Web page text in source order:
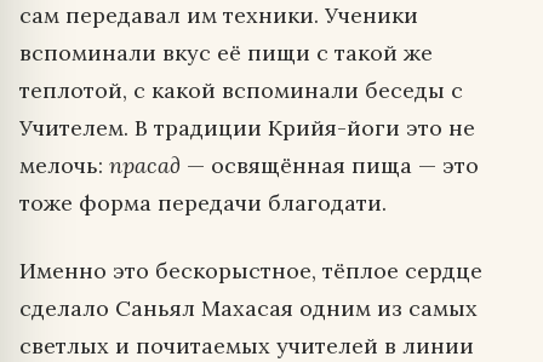
сам передавал им техники. Ученики
вспоминали вкус её пищи с такой же
теплотой, с какой вспоминали беседы с
Учителем. В традиции Крийя-йоги это не
мелочь: прасад — освящённая пища — это
тоже форма передачи благодати.
Именно это бескорыстное, тёплое сердце
сделало Саньял Махасая одним из самых
светлых и почитаемых учителей в линии